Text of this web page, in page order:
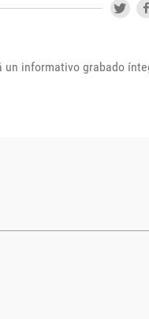
un informativo grabado